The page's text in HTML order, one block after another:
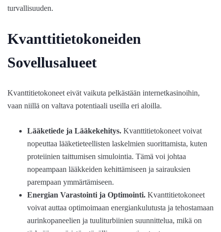
turvallisuuden.
Kvanttitietokoneiden
Sovellusalueet
Kvanttitietokoneet eivät vaikuta pelkästään internetkasinoihin,
vaan niillä on valtava potentiaali useilla eri aloilla.
Lääketiede ja Lääkekehitys. Kvanttitietokoneet voivat
nopeuttaa lääketieteellisten laskelmien suorittamista, kuten
proteiinien taittumisen simulointia. Tämä voi johtaa
nopeampaan lääkkeiden kehittämiseen ja sairauksien
parempaan ymmärtämiseen.
Energian Varastointi ja Optimointi. Kvanttitietokoneet
voivat auttaa optimoimaan energiankulutusta ja tehostamaan
aurinkopaneelien ja tuuliturbiinien suunnittelua, mikä on